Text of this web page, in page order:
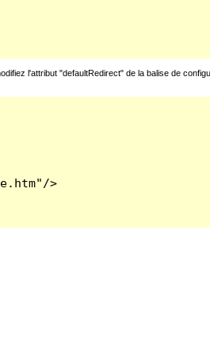
l'attribut "defaultRedirect" de la balise de
>